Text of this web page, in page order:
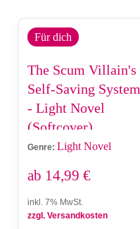
Für dich
The Scum Villain's
Self-Saving System
- Light Novel
(Softcover)
Genre: Light Novel
ab 14,99 €
inkl. 7% MwSt.
zzgl. Versandkosten